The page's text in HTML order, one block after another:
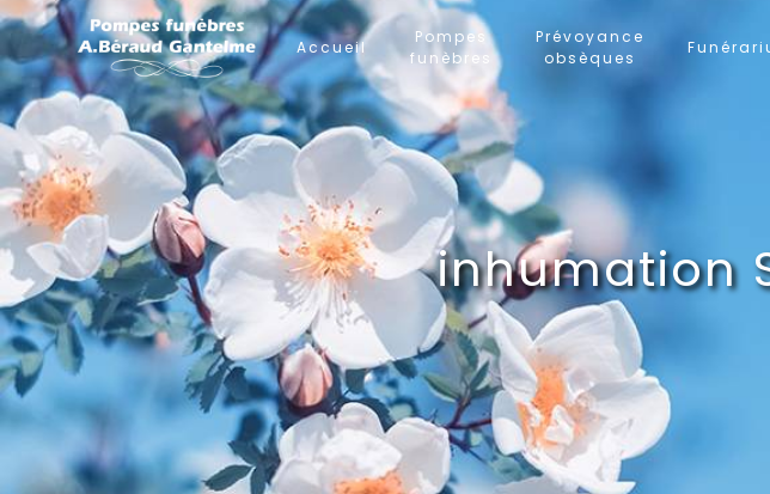
Panneau de gestion des cookies
Accueil
Pompes
funèbres
Prévoyance
obsèques
inhumation